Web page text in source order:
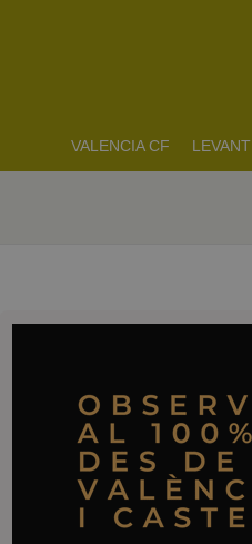
VALENCIA CF